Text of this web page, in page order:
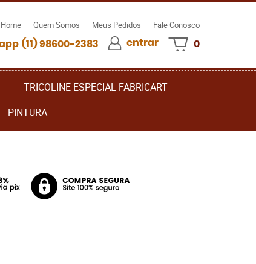
Home Quem Somos Meus Pedidos Fale Conosco
(11)98600-2383 entrar 0
TRICOLINE ESPECIAL FABRICART
PINTURA